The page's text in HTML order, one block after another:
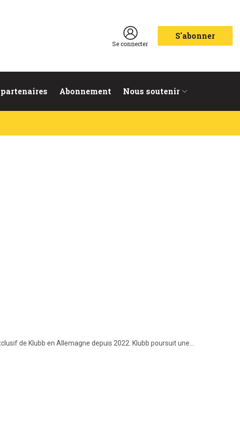
Se connecter
S'abonner
Abonnement Nous soutenir
de Klubb en Allemagne depuis 2022. Klubb poursuit une…